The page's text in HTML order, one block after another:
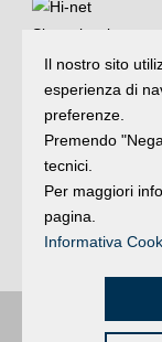
Articoli
e rubriche
Iscrivitialla
Il nostro sito
esperienza di
preferenze.
Premendo
tecnici.
Per maggiori
pagina.
Informativa